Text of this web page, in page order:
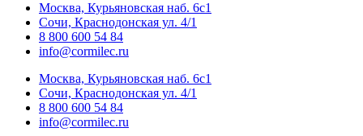
Москва, Курьяновская наб. 6с1
Сочи, Краснодонская ул. 4/1
8 800 600 54 84
info@cormilec.ru
Москва, Курьяновская наб. 6с1
Сочи, Краснодонская ул. 4/1
8 800 600 54 84
info@cormilec.ru